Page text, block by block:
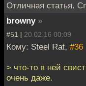
Отличная статья.
browny »
#51 | 20.02.16 00:09
Кому: Steel Rat, #36
> что-то в ней
очень даже.